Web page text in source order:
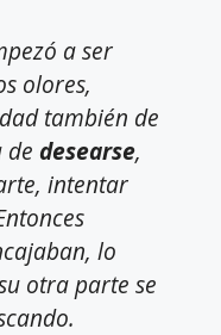
a ser
olores,
también de
de desearse,
intentar
lo
otra parte se